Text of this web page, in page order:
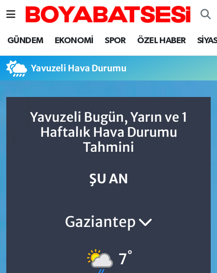
GÜNDEM EKONOMİ SPOR ÖZEL HABER
Yavuzeli Hava Durumu
Yavuzeli Bugün, Yarın ve 1
Haftalık Hava Durumu
Tahmini
ŞU AN
Gaziantep
7°
Sinop Nöbetçi Eczaneler
Sinop Hava Durumu
Sinop Trafik Yoğunluk Haritası
Süper Lig Puan Durumu ve Fikstür
Son Dakika Haberleri